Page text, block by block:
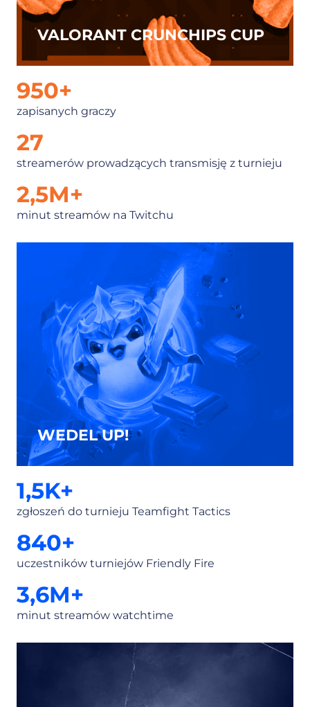
VALORANT CRUNCHIPS CUP
950+
zapisanych graczy
27
streamerów prowadzących transmisję z turnieju
2,5M+
minut streamów na Twitchu
WEDEL UP!
1,5K+
zgłoszeń do turnieju Teamfight Tactics
840+
uczestników turniejów Friendly Fire
3,6M+
minut streamów watchtime